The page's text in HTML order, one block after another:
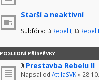
Starší a neaktivní
Subfóra: Rebel I Rebel
POSLEDNÍ PŘÍSPĚVKY
Prestavba Rebelu II
Napsal od AttilaSVK»